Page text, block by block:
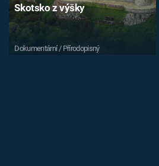
Skotsko z výšky
Dokumentární / Přírodopisný